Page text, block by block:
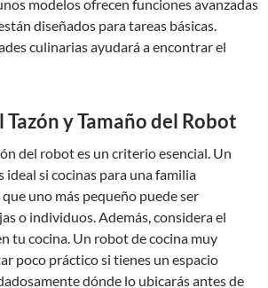
modelos ofrecen funciones avanzadas
diseñados para tareas básicas.
culinarias ayudará a encontrar el
y Tamaño del Robot
del robot es un criterio esencial. Un
ideal si cocinas para una familia
uno más pequeño puede ser
o individuos. Además, considera el
tu cocina. Un robot de cocina muy
poco práctico si tienes un espacio
dónde lo ubicarás antes de